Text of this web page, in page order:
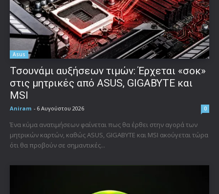
Asus
Τσουνάμι αυξήσεων τιμών: Έρχεται «σοκ»
στις μητρικές από ASUS, GIGABYTE και
MSI
Aniram - 6 Αυγούστου 2026 0
Ένα κύμα ανατιμήσεων φαίνεται πως θα έρθει στην αγορά των
μητρικών καρτών, καθώς ASUS, GIGABYTE και MSI ακούγεται τώρα
ότι θα προβούν σε σημαντικές...